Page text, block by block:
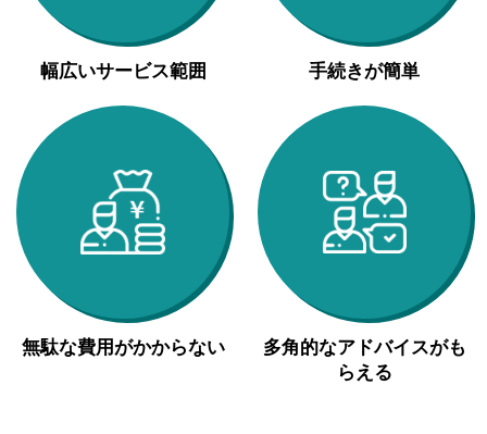
幅広いサービス範囲 手続きが簡単
無駄な費用がかからない 多角的なアドバイスがも
らえる